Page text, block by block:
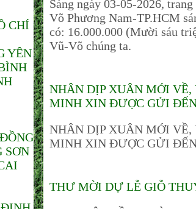
CHÍ
YÊN
SƠN
Sáng ngày 03-05-2026,
Võ Phương Nam-TP.HCM
có: 16.000.000 (Mười sáu
Vũ-Võ chúng ta.
NHÂN DỊP XUÂN MỚI VỀ,
MINH XIN ĐƯỢC GỬI ĐẾN
NHÂN DỊP XUÂN MỚI VỀ,
MINH XIN ĐƯỢC GỬI
THƯ MỜI DỰ LỄ GIỖ